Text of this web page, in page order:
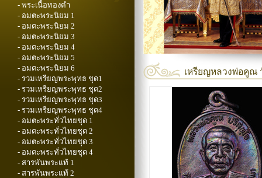
- พระเนื้อทองคำ
- อมตะพระนิยม 1
- อมตะพระนิยม 2
- อมตะพระนิยม 3
- อมตะพระนิยม 4
- อมตะพระนิยม 5
- อมตะพระนิยม 6
- รวมเหรียญพระพุทธ ชุด1
- รวมเหรียญพระพุทธ ชุด2
- รวมเหรียญพระพุทธ ชุด3
- รวมเหรียญพระพุทธ ชุด4
- อมตะพระทั่วไทยชุด 1
- อมตะพระทั่วไทยชุด 2
- อมตะพระทั่วไทยชุด 3
- อมตะพระทั่วไทยชุด 4
- สารพันพระแท้ 1
- สารพันพระแท้ 2
เหรียญหลวงพ่อคูณ